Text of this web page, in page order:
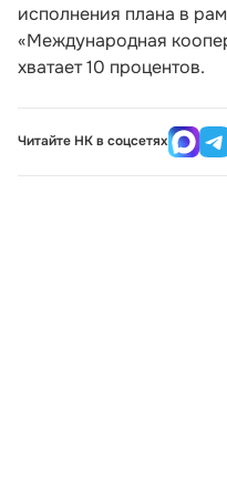
исполнения плана в
«Международная
хватает 10 процентов.
Читайте НК в соцсетях